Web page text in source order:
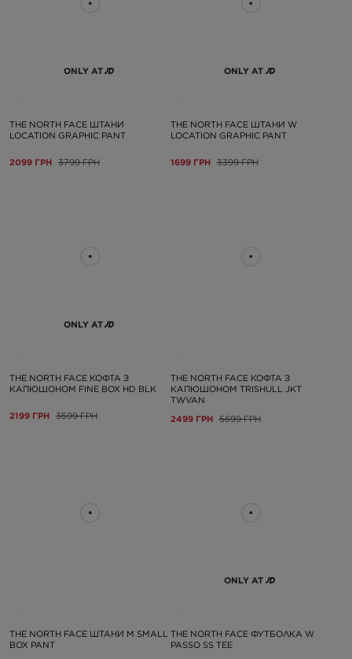
ONLY AT
THE NORTH FACE ШТАНИ
LOCATION GRAPHIC PANT
2099 ГРН 3799 ГРН
ONLY AT
THE NORTH FACE ШТАНИ W
LOCATION GRAPHIC PANT
1699 ГРН 3399 ГРН
ONLY AT
THE NORTH FACE КОФТА З
КАПЮШОНОМ FINE BOX HD BLK
2199 ГРН 3599 ГРН
THE NORTH FACE КОФТА З
КАПЮШОНОМ TRISHULL JKT
TWVAN
2499 ГРН 5699 ГРН
THE NORTH FACE ШТАНИ M SMALL
BOX PANT
ONLY AT
THE NORTH FACE ФУТБОЛКА W
PASSO SS TEE